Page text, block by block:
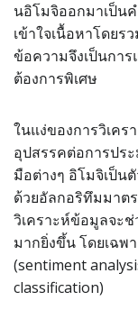
นอิโมจิออกมาเป็น
เข้าใจเนื้อหาโดยร
ข้อความจึงเป็นกา
ต้องการพิเศษ
ในแง่ของการวิเค
อุปสรรคต่อการปร
มือต่างๆ อิโมจิเป็น
ด้วยอัลกอริทึมมาต
วิเคราะห์ข้อมูลจะ
มากยิ่งขึ้น โดยเฉพ
(sentiment
classification)